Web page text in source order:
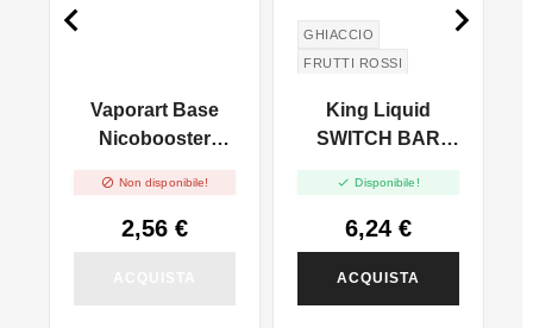
Vaporart Base
Nicobooster
 Non disponibile!
2,56 €
GHIACCIO
FRUTTI ROSSI
King Liquid
SWITCH BAR
And Vape 10+10
 Disponibile!
6,24 €
ACQUISTA
 